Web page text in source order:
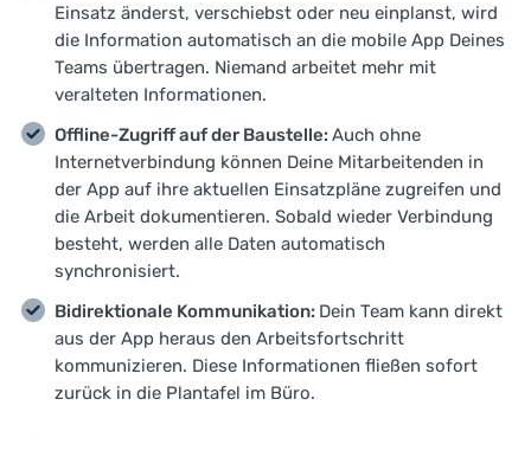
Einsatz änderst, verschiebst oder neu einplanst, wird
die Information automatisch an die mobile App Deines
Teams übertragen. Niemand arbeitet mehr mit
veralteten Informationen.
Offline-Zugriff auf der Baustelle:Auch ohne
Internetverbindung können Deine Mitarbeitenden in
der App auf ihre aktuellen Einsatzpläne zugreifen und
die Arbeit dokumentieren. Sobald wieder Verbindung
besteht, werden alle Daten automatisch
synchronisiert.
Bidirektionale Kommunikation: Dein Team kann direkt
aus der App heraus den Arbeitsfortschritt
kommunizieren. Diese Informationen fließen sofort
zurück in die Plantafel im Büro.